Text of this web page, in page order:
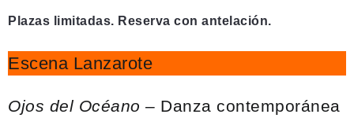
Plazas limitadas. Reserva con antelación.
Escena Lanzarote
Ojos del Océano – Danza contemporánea